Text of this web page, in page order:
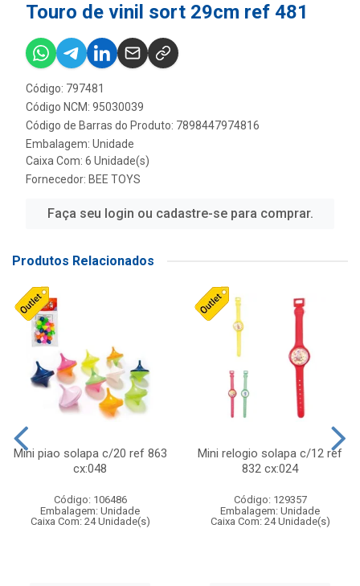
Touro de vinil sort 29cm ref 481
Código: 797481
Código NCM: 95030039
Código de Barras do Produto: 7898447974816
Embalagem: Unidade
Caixa Com: 6 Unidade(s)
Fornecedor: BEE TOYS
Faça seu login ou cadastre-se para comprar.
Produtos Relacionados
Mini piao solapa c/20 ref 863
cx:048
Código: 106486
Embalagem: Unidade
Caixa Com: 24 Unidade(s)
Mini relogio solapa c/12 ref
832 cx:024
Código: 129357
Embalagem: Unidade
Caixa Com: 24 Unidade(s)